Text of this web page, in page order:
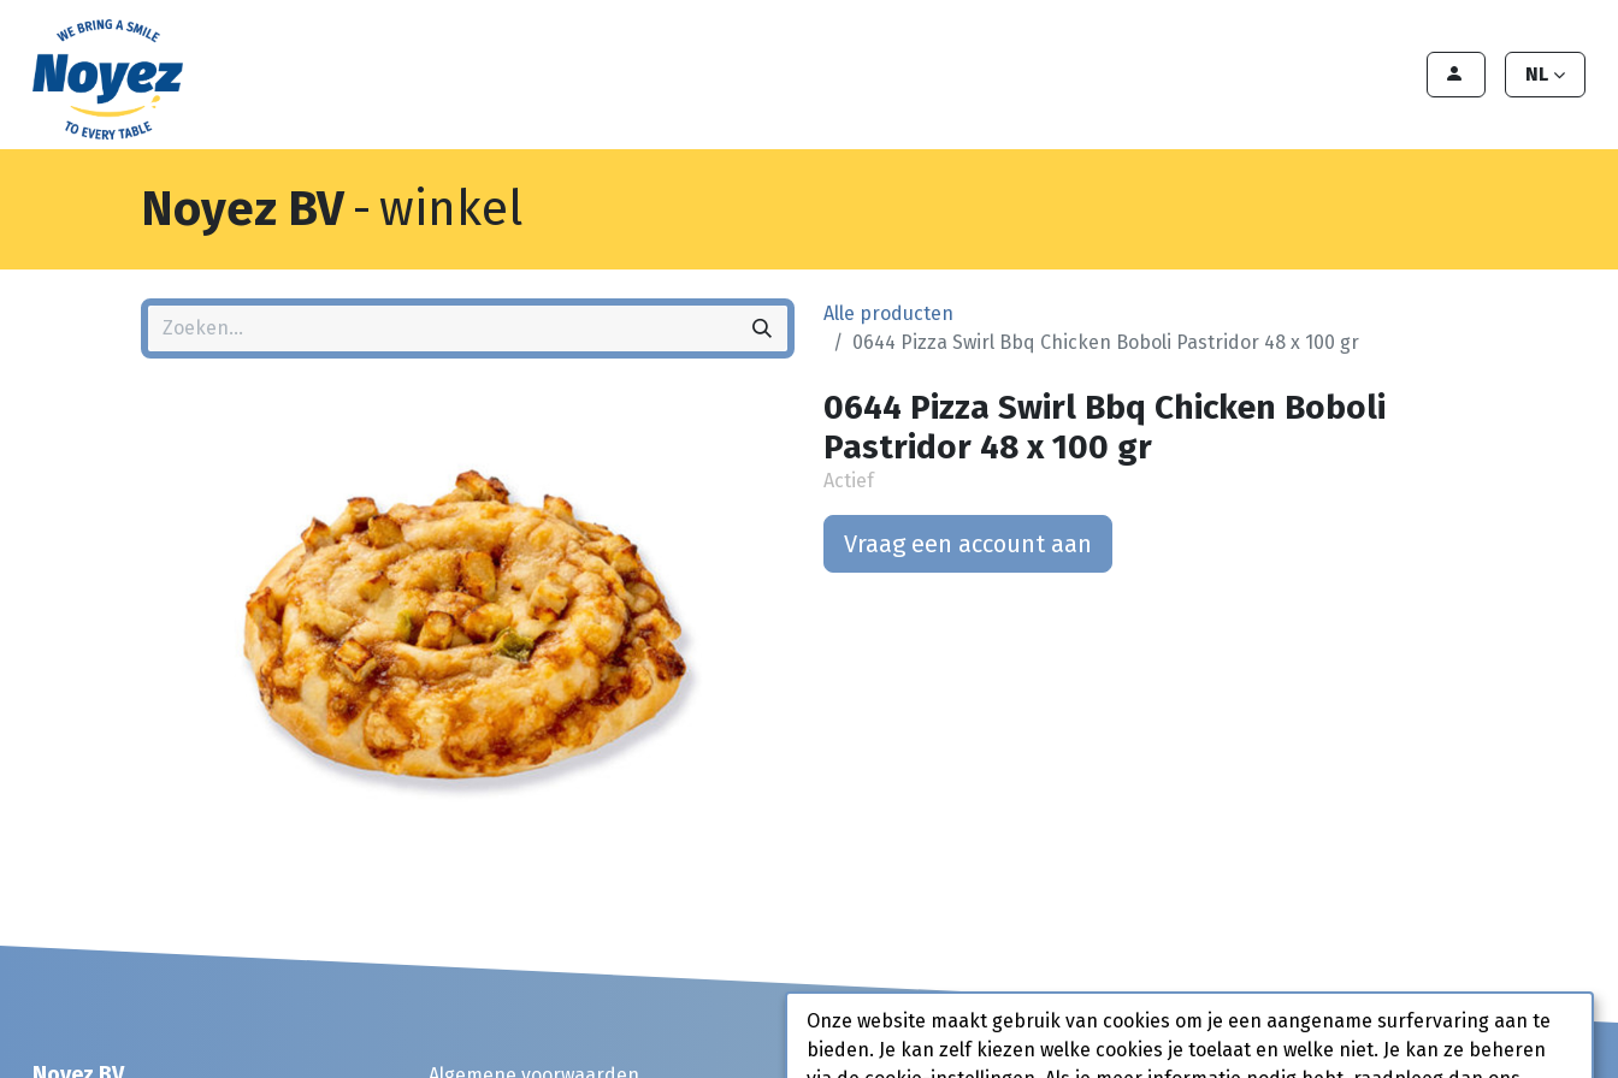
NL
Noyez BV- winkel
Alle producten
0644 Pizza Swirl Bbq Chicken Boboli Pastridor 48 x 100 gr
0644 Pizza Swirl Bbq Chicken Boboli
Pastridor 48 x 100 gr
Actief
Vraag een account aan
Onze website maakt gebruik van cookies om je een aangename surfervaring aan te
bieden. Je kan zelf kiezen welke cookies je toelaat en welke niet. Je kan ze beheren